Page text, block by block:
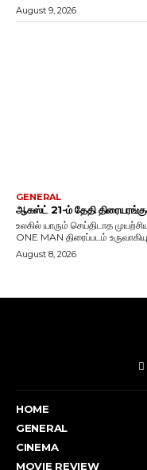
August 9, 2026
GENERAL
ஆகஸ்ட் 21-ம் தேதி
உலகில் யாரும் செய்திடாத
ONE MAN திரைப்படம்
August 8, 2026
HOME
GENERAL
CINEMA
MOVIE REVIEW